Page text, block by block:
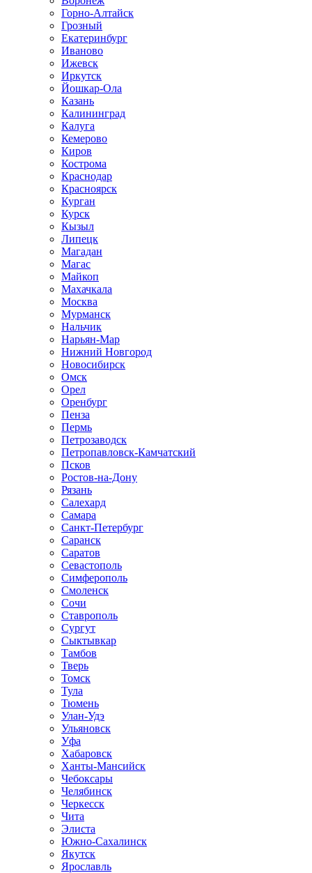
Горно-Алтайск
Грозный
Екатеринбург
Иваново
Ижевск
Иркутск
Йошкар-Ола
Казань
Калининград
Калуга
Кемерово
Киров
Кострома
Краснодар
Красноярск
Курган
Курск
Кызыл
Липецк
Магадан
Магас
Майкоп
Махачкала
Москва
Мурманск
Нальчик
Нарьян-Мар
Нижний Новгород
Новосибирск
Омск
Орел
Оренбург
Пенза
Пермь
Петрозаводск
Петропавловск-Камчатский
Псков
Ростов-на-Дону
Рязань
Салехард
Самара
Санкт-Петербург
Саранск
Саратов
Севастополь
Симферополь
Смоленск
Сочи
Ставрополь
Сургут
Сыктывкар
Тамбов
Тверь
Томск
Тула
Тюмень
Улан-Удэ
Ульяновск
Уфа
Хабаровск
Ханты-Мансийск
Чебоксары
Челябинск
Черкесск
Чита
Элиста
Южно-Сахалинск
Якутск
Ярославль